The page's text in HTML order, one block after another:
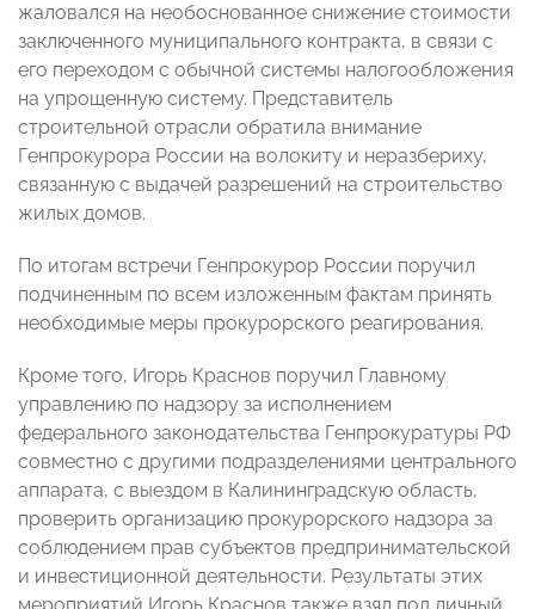
жаловался на необоснованное снижение стоимости
заключенного муниципального контракта, в связи с
его переходом с обычной системы налогообложения
на упрощенную систему. Представитель
строительной отрасли обратила внимание
Генпрокурора России на волокиту и неразбериху,
связанную с выдачей разрешений на строительство
жилых домов.
По итогам встречи Генпрокурор России поручил
подчиненным по всем изложенным фактам принять
необходимые меры прокурорского реагирования.
Кроме того, Игорь Краснов поручил Главному
управлению по надзору за исполнением
федерального законодательства Генпрокуратуры РФ
совместно с другими подразделениями центрального
аппарата, с выездом в Калининградскую область,
проверить организацию прокурорского надзора за
соблюдением прав субъектов предпринимательской
и инвестиционной деятельности. Результаты этих